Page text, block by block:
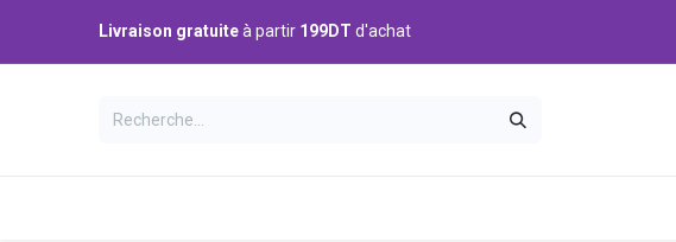
Livraison gratuiteà partir 199DT d'achat